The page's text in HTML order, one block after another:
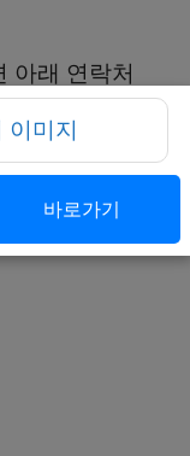
아래 연락처
7386
바로가기